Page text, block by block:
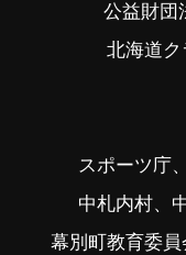
公益財団
北海道ク
スポーツ庁
中札内村、
幕別町教育委